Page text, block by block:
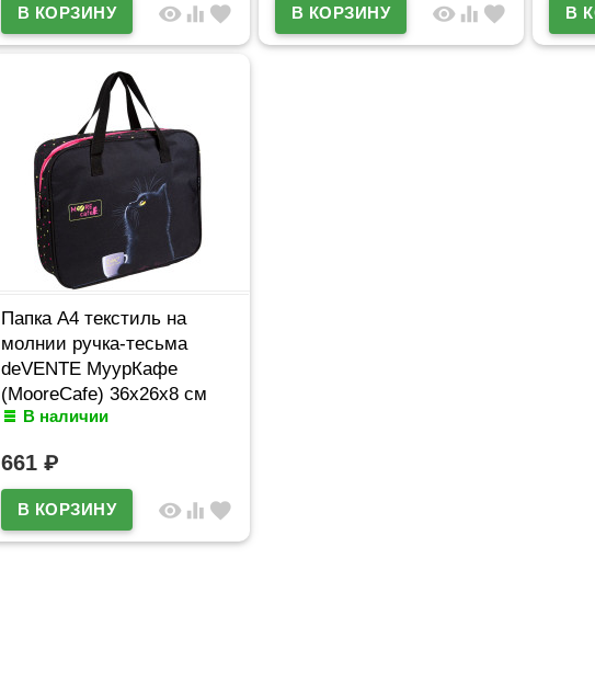
visibility equalizer favorite visibility equalizer favorite
Папка А4 текстиль на
молнии ручка-тесьма
deVENTE МуурКафе
(MooreCafe) 36x26x8 см
арт.8057667
В наличии
661 ₽
visibility equalizer favorite